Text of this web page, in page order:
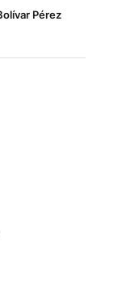
Pérez